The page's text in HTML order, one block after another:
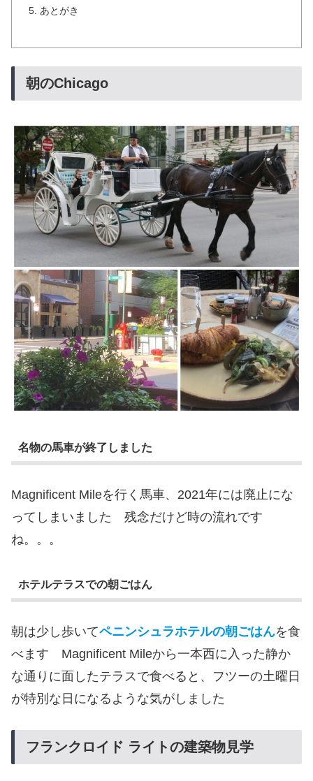
あとがき
朝のChicago
名物の馬車が終了しました
Magnificent Mileを行く馬車、2021年には廃止にな
ってしまいました 残念だけど時の流れです
ね。。。
ホテルテラスでの朝ごはん
朝は少し歩いてペニンシュラホテルの朝ごはんを食
べます Magnificent Mileから一本西に入った静か
な通りに面したテラスで食べると、フツーの土曜日
が特別な日になるような気がしました
フランクロイド ライトの建築物見学